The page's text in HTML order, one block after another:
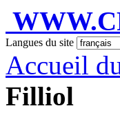
Langues du site
Accueil
Filliol